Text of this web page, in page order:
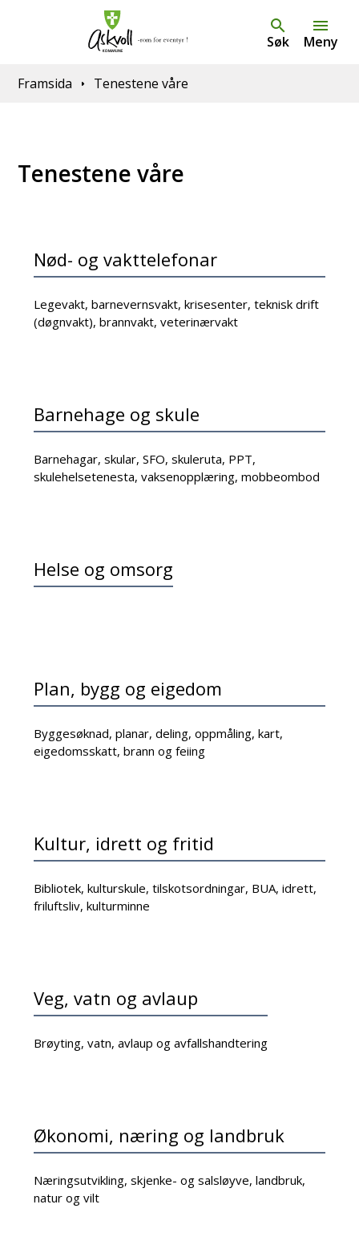
Søk Meny
Du er her:
Framsida Tenestene våre
Tenestene våre
Nød- og vakttelefonar
Legevakt, barnevernsvakt, krisesenter, teknisk drift
(døgnvakt), brannvakt, veterinærvakt
Barnehage og skule
Barnehagar, skular, SFO, skuleruta, PPT,
skulehelsetenesta, vaksenopplæring, mobbeombod
Helse og omsorg
Plan, bygg og eigedom
Byggesøknad, planar, deling, oppmåling, kart,
eigedomsskatt, brann og feiing
Kultur, idrett og fritid
Bibliotek, kulturskule, tilskotsordningar, BUA, idrett,
friluftsliv, kulturminne
Veg, vatn og avlaup
Brøyting, vatn, avlaup og avfallshandtering
Økonomi, næring og landbruk
Næringsutvikling, skjenke- og salsløyve, landbruk,
natur og vilt